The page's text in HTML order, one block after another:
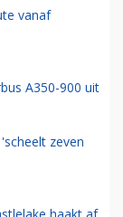
vanaf
A350-900 uit
zeven